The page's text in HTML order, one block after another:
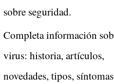
sobre seguridad.
Completa información
virus: historia, artículos,
novedades, tipos,